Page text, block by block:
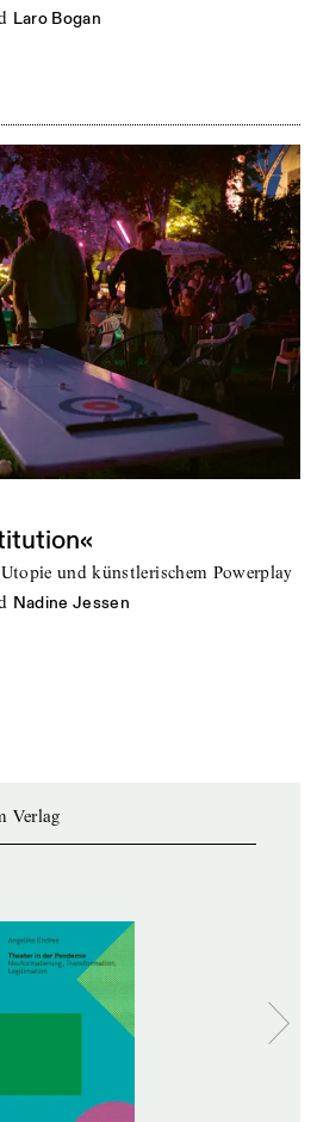
Laro Bogan
und künstlerischem Powerplay
Nadine Jessen
Verlag